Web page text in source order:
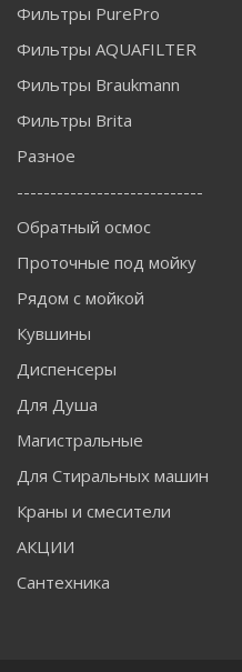
Фильтры PurePro
Фильтры AQUAFILTER
Фильтры Braukmann
Фильтры Brita
Разное
----------------------------
Обратный осмос
Проточные под мойку
Рядом с мойкой
Кувшины
Диспенсеры
Для Душа
Магистральные
Для Стиральных машин
Краны и смесители
АКЦИИ
Сантехника